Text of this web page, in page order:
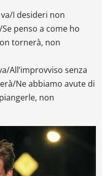
/I desideri non
/Se penso a come ho
tornerà, non
/All’improvviso senza
/Ne abbiamo avute di
non